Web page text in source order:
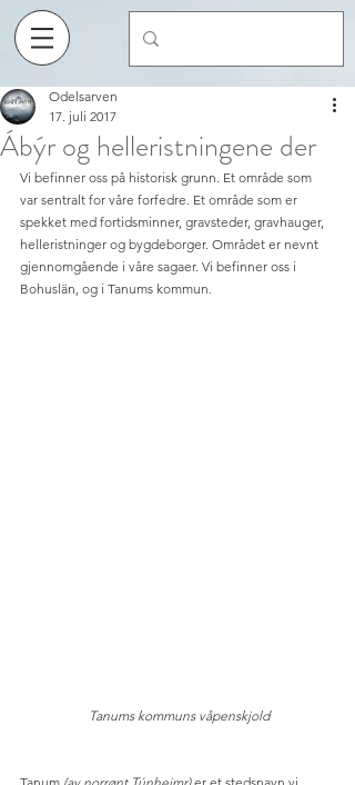
Ábýr og helleristningene der
Odelsarven
17. juli 2017
Vi befinner oss på historisk grunn. Et område som
var sentralt for våre forfedre. Et område som er
spekket med fortidsminner, gravsteder, gravhauger,
helleristninger og bygdeborger. Området er nevnt
gjennomgående i våre sagaer. Vi befinner oss i
Bohuslän, og i Tanums kommun.
Tanums kommuns våpenskjold